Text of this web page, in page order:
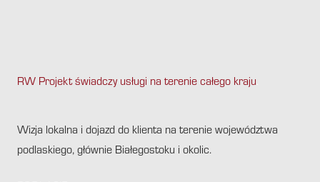
RW Projekt świadczy usługi na terenie całego kraju
Wizja lokalna i dojazd do klienta na terenie województwa
podlaskiego, głównie Białegostoku i okolic.